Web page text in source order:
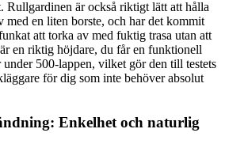
är också riktigt lätt att hålla
med en liten borste, och har det kommit
att torka av med fuktig trasa utan att
en riktig höjdare, du får en funktionell
500-lappen, vilket gör den till testets
för dig som inte behöver absolut
Enkelhet och naturlig